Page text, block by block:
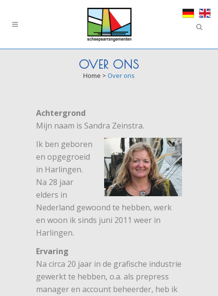
OVER ONS
Home > Over ons
Achtergrond
Mijn naam is Sandra Zeinstra.
Ik ben geboren
en opgegroeid
in Harlingen.
Na 28 jaar
elders in
Nederland gewoond te hebben, werk
en woon ik sinds juni 2011 weer in
Harlingen.
Ervaring
Na circa 20 jaar in de grafische industrie
gewerkt te hebben, o.a. als prepress
manager en account beheerder, heb ik